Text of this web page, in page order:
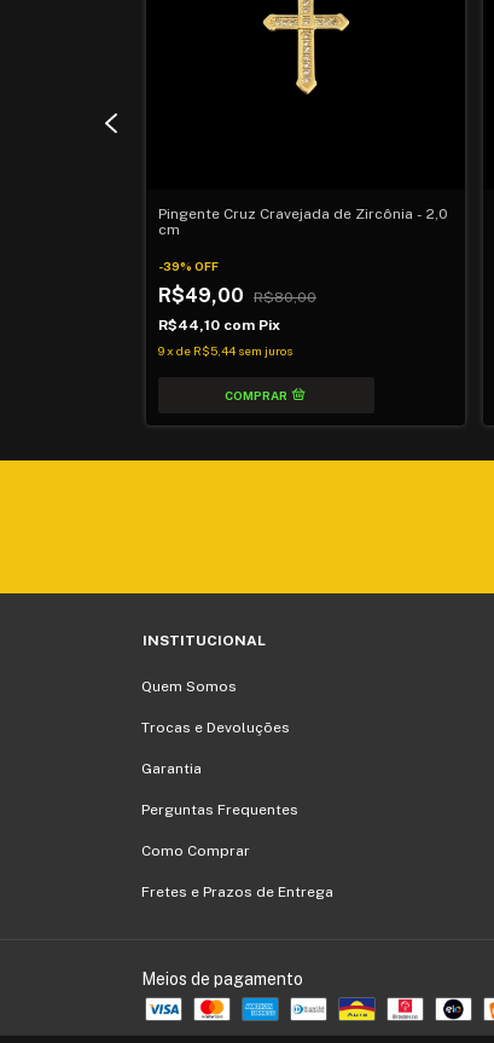
Pingente Cruz Cravejada de Zircônia - 2,0
cm
-39% OFF
R$49,00
R$80,00
R$44,10 com Pix
9x de R$5,44 sem juros
INSTITUCIONAL
Quem Somos
Trocas e Devoluções
Garantia
Perguntas Frequentes
Como Comprar
Fretes e Prazos de Entrega
Meios de pagamento